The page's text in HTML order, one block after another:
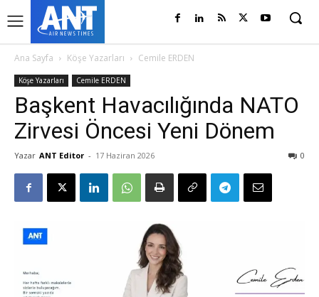
Ana Sayfa Köşe Yazarları Cemile ERDEN
Köşe Yazarları Cemile ERDEN
Başkent Havacılığında NATO
Zirvesi Öncesi Yeni Dönem
Yazar ANT Editor - 17 Haziran 2026 0